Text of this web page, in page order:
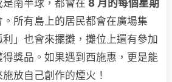
南半球，都會在 8 月的每個星期
所有島上的居民都會在廣場集
」也會來擺攤，攤位上還有參加
得獎品。如果遇到西施惠，更是能
放自己創作的煙火！